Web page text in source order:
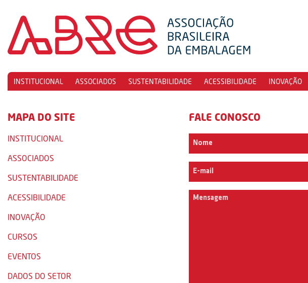
INSTITUCIONAL ASSOCIADOS SUSTENTABILIDADE ACESSIBILIDADE INOVAÇÃO
MAPA DO SITE
INSTITUCIONAL
ASSOCIADOS
SUSTENTABILIDADE
ACESSIBILIDADE
INOVAÇÃO
CURSOS
EVENTOS
DADOS DO SETOR
FALE CONOSCO